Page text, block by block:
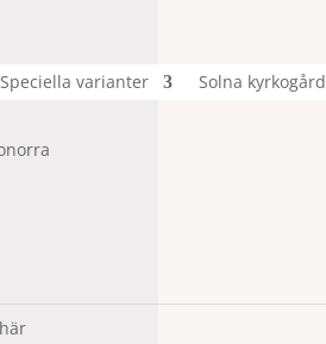
Speciella varianter Solna kyrkogård